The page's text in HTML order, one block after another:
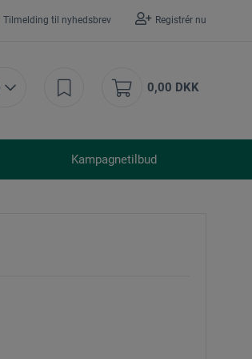
Tilmelding til nyhedsbrev Registrér nu
0,00 DKK
Kampagnetilbud